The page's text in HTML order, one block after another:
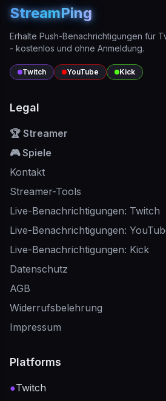
StreamPing
Erhalte Push-Benachrichtigungen für
- kostenlos und ohne Anmeldung.
Twitch YouTube Kick
Legal
🏆 Streamer
🎮 Spiele
Kontakt
Streamer-Tools
Live-Benachrichtigungen: Twitch
Live-Benachrichtigungen:
Live-Benachrichtigungen: Kick
Datenschutz
AGB
Widerrufsbelehrung
Impressum
Platforms
●Twitch